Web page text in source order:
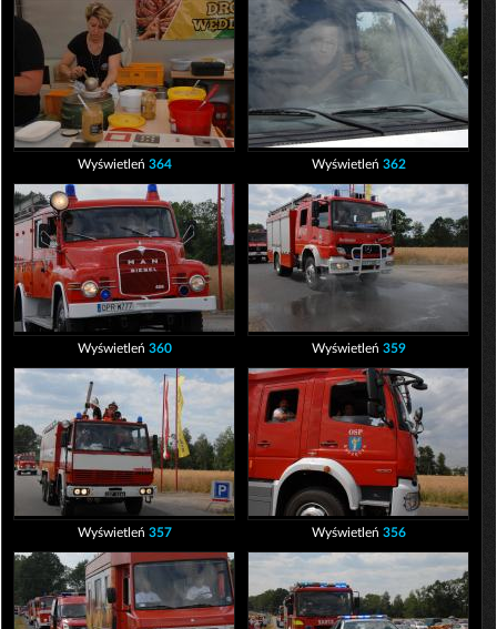
Wyświetleń 364 Wyświetleń 362
Wyświetleń 360 Wyświetleń 359
Wyświetleń 357 Wyświetleń 356